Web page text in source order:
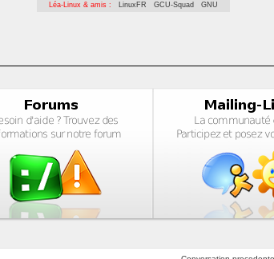
Léa-Linux & amis : LinuxFR GCU-Squad GNU